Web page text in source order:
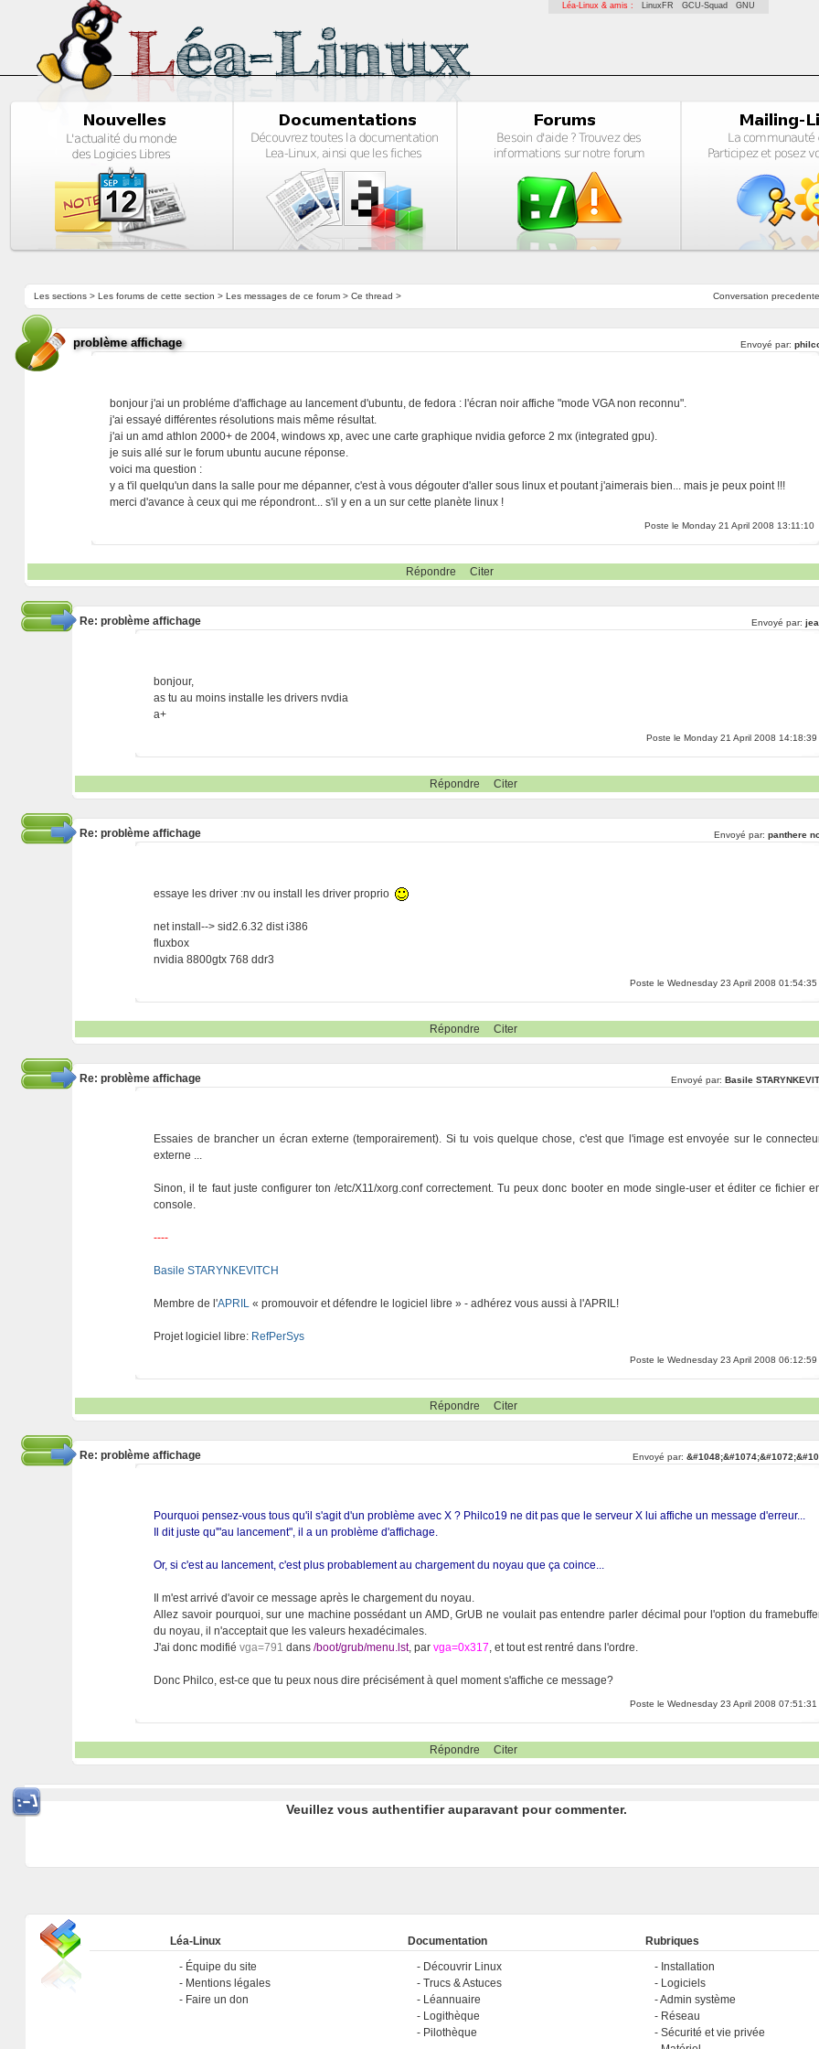
Léa-Linux & amis : LinuxFR GCU-Squad GNU
Conversation precedente
Les sections> Les forums de cette section > Les messages de ce forum> Ce thread >
problème affichage Envoyé par:
bonjour j'ai un probléme d'affichage au lancement d'ubuntu, de fedora : l'écran noir affiche "mode VGA non reconnu".
j'ai essayé différentes résolutions mais même résultat.
j'ai un amd athlon 2000+ de 2004, windows xp, avec une carte graphique nvidia geforce 2 mx (integrated gpu).
je suis allé sur le forum ubuntu aucune réponse.
voici ma question :
y a t'il quelqu'un dans la salle pour me dépanner, c'est à vous dégouter d'aller sous linux et poutant j'aimerais bien... mais je peux point !!!
merci d'avance à ceux qui me répondront... s'il y en a un sur cette planète linux !
Poste le Monday 21 April 2008 13:11:10
Répondre Citer
Re: problème affichage Envoyé par:
bonjour,
as tu au moins installe les drivers nvdia
a+
Poste le Monday 21 April 2008 14:18:39
Répondre Citer
Re: problème affichage Envoyé par: panthere
essaye les driver :nv ou install les driver proprio
net install--> sid2.6.32 dist i386
fluxbox
nvidia 8800gtx 768 ddr3
Poste le Wednesday 23 April 2008 01:54:35
Répondre Citer
Re: problème affichage Envoyé par: Basile
Essaies de brancher un écran externe (temporairement). Si tu vois quelque chose, c'est que l'image est envoyée sur le
externe ...
Sinon, il te faut juste configurer ton /etc/X11/xorg.conf correctement. Tu peux donc booter en mode single-user et éditer ce fichier
console.
----
Basile STARYNKEVITCH
Membre de l'APRIL « promouvoir et défendre le logiciel libre » - adhérez vous aussi à l'APRIL!
Projet logiciel libre: RefPerSys
Poste le Wednesday 23 April 2008 06:12:59
Répondre Citer
Re: problème affichage Envoyé par:
Pourquoi pensez-vous tous qu'il s'agit d'un problème avec X ? Philco19 ne dit pas que le serveur X lui affiche un message d'erreur...
Il dit juste qu'"au lancement", il a un problème d'affichage.
Or, si c'est au lancement, c'est plus probablement au chargement du noyau que ça coince...
Il m'est arrivé d'avoir ce message après le chargement du noyau.
Allez savoir pourquoi, sur une machine possédant un AMD, GrUB ne voulait pas entendre parler décimal pour l'option du
du noyau, il n'acceptait que les valeurs hexadécimales.
J'ai donc modifiévga=791 dans/boot/grub/menu.lst, parvga=0x317, et tout est rentré dans l'ordre.
Donc Philco, est-ce que tu peux nous dire précisément à quel moment s'affiche ce message?
Poste le Wednesday 23 April 2008 07:51:31
Répondre Citer
Veuillez vous authentifier auparavant pour commenter.
Léa-Linux
Équipe du site
Mentions légales
Faire un don
Documentation
Découvrir Linux
Trucs & Astuces
Léannuaire
Logithèque
Pilothèque
Rubriques
Installation
Logiciels
Admin système
Réseau
Sécurité et vie privée